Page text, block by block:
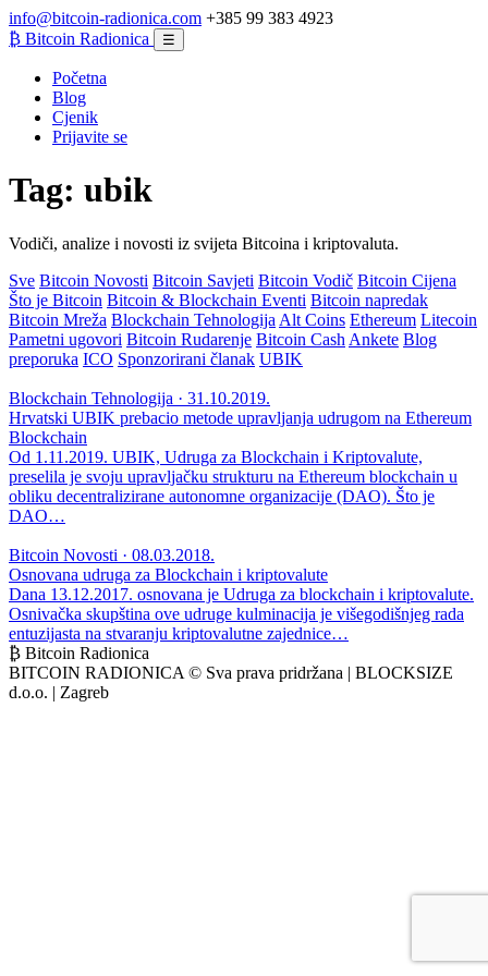
info@bitcoin-radionica.com +385 99 383 4923
₿ Bitcoin Radionica ☰
Početna
Blog
Cjenik
Prijavite se
Tag: ubik
Vodiči, analize i novosti iz svijeta Bitcoina i kriptovaluta.
Sve Bitcoin Novosti Bitcoin Savjeti Bitcoin Vodič Bitcoin Cijena
Što je Bitcoin Bitcoin & Blockchain Eventi Bitcoin napredak
Bitcoin Mreža Blockchain Tehnologija Alt Coins Ethereum Litecoin
Pametni ugovori Bitcoin Rudarenje Bitcoin Cash Ankete Blog
preporuka ICO Sponzorirani članak UBIK
Blockchain Tehnologija · 31.10.2019.
Hrvatski UBIK prebacio metode upravljanja udrugom na Ethereum
Blockchain
Od 1.11.2019. UBIK, Udruga za Blockchain i Kriptovalute,
preselila je svoju upravljačku strukturu na Ethereum blockchain u
obliku decentralizirane autonomne organizacije (DAO). Što je
DAO…
Bitcoin Novosti · 08.03.2018.
Osnovana udruga za Blockchain i kriptovalute
Dana 13.12.2017. osnovana je Udruga za blockchain i kriptovalute.
Osnivačka skupština ove udruge kulminacija je višegodišnjeg rada
entuzijasta na stvaranju kriptovalutne zajednice…
₿ Bitcoin Radionica
BITCOIN RADIONICA © Sva prava pridržana | BLOCKSIZE
d.o.o. | Zagreb